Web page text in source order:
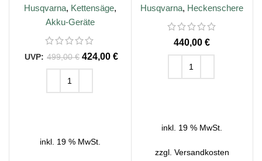
Husqvarna, Kettensäge,
Akku-Geräte
499,00€ 424,00€
inkl. 19 % MwSt.
Husqvarna, Heckenschere
€
inkl. 19 % MwSt.
zzgl. Versandkosten